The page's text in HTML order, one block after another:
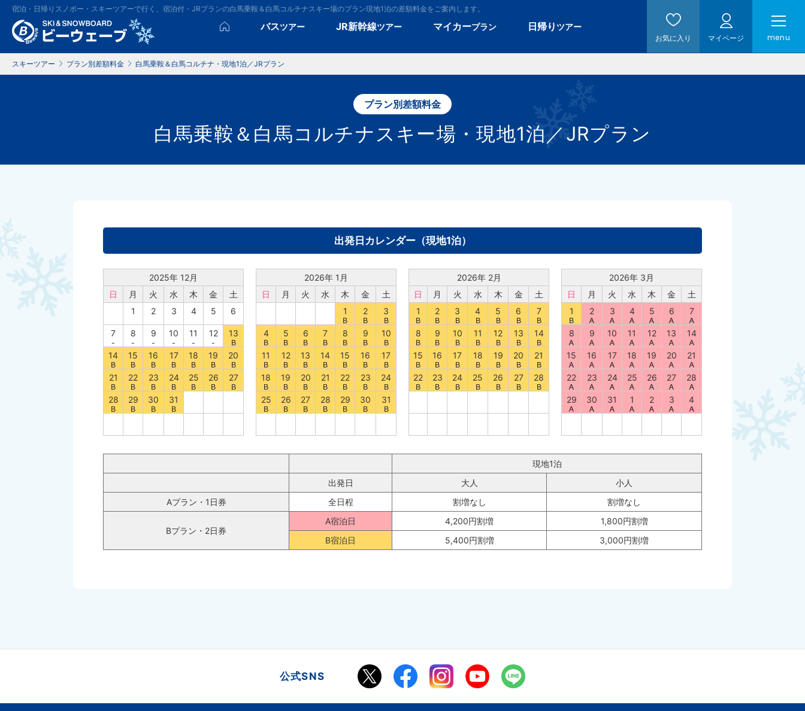
宿泊・日帰りスノボー・スキーツアーで行く、宿泊付・JRプランの白馬乗鞍＆白馬コルチナスキー場のプラン現地1泊の差額料金をご案内します。
バスツアー JR新幹線ツアー マイカープラン 日帰り ツアー
お気に入り マイページ menu
スキーツアー プラン別差額料金 白馬乗鞍＆白馬コルチナ・現地1泊／JRプラン
プラン別差額料金
白馬乗鞍＆白馬コルチナスキー場・現地1泊 ／ JRプラン
出発日カレンダー（現地1泊）
2025年 12月
日
月 火 水 木 金
土
1
2 3 4 5 6
7 8 9 10 11 12 13
14 15 16 17 18 19 20
21 22 23 24 25 26 27
28 29 30 31
2026年 1月
日
月 火 水 木 金
土
1
2 3
4 5 6 7 8 9 10
11 12 13 14 15 16 17
18 19 20 21 22 23 24
25 26 27 28 29 30 31
2026年 2月
日
月 火 水 木 金
土
1
2 3 4 5 6 7
8 9 10 11 12 13 14
15 16 17 18 19 20 21
22 23 24 25 26 27 28
2026年 3月
日
月 火 水 木 金
土
1
2 3 4 5 6 7
8 9 10 11 12 13 14
15 16 17 18 19 20 21
22 23 24 25 26 27 28
29 30 31 1 2 3 4
現地1泊
出発日
大人
小人
Aプラン・1日券
全日程 割増なし 割増なし
Bプラン・2日券
A宿泊日 4,200円割増
1,800円割増
B宿泊日
5,400円割増 3,000円割増
公式SNS